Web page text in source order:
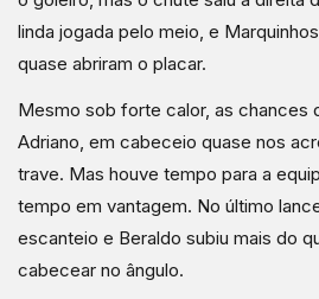
linda jogada pelo meio, e
quase abriram o placar.
Mesmo sob forte calor, as chances
Adriano, em cabeceio quase nos
trave. Mas houve tempo para a
tempo em vantagem. No último
escanteio e Beraldo subiu mais do
cabecear no ângulo.